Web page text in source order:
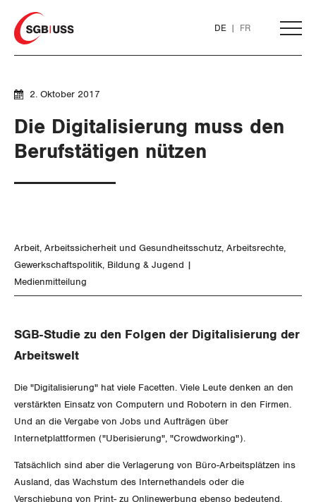
Home
DE FR
THEMEN
Flankierende Massnahmen und
Personenfreizügigkeit
Gewerkschaftsrechte
Geld und Währung
AHV
CORONA-VIRUS
2. Oktober 2017
Die Digitalisierung muss den
Berufstätigen nützen
Arbeit Arbeitssicherheit und Gesundheitsschutz Arbeitsrechte
Gewerkschaftspolitik Bildung & Jugend
Medienmitteilung
SGB-Studie zu den Folgen der Digitalisierung der
Arbeitswelt
Die "Digitalisierung" hat viele Facetten. Viele Leute denken an den
verstärkten Einsatz von Computern und Robotern in den Firmen.
Und an die Vergabe von Jobs und Aufträgen über
Internetplattformen ("Uberisierung", "Crowdworking").
Tatsächlich sind aber die Verlagerung von Büro-Arbeitsplätzen ins
Ausland, das Wachstum des Internethandels oder die
Verschiebung von Print- zu Onlinewerbung ebenso bedeutend.